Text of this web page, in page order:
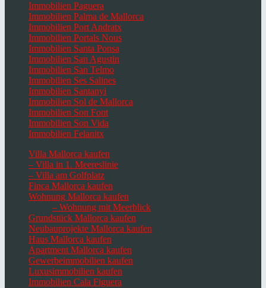
Immobilien Paguera
Immobilien Palma de Mallorca
Immobilien Port Andratx
Immobilien Portals Nous
Immobilien Santa Ponsa
Immobilien San Agustin
Immobilien San Telmo
Immobilien Ses Salines
Immobilien Santanyi
Immobilien Sol de Mallorca
Immobilien Son Font
Immobilien Son Vida
Immobilien Felanitx
Villa Mallorca kaufen
– Villa in 1. Meereslinie
– Villa am Golfplatz
Finca Mallorca kaufen
Wohnung Mallorca kaufen
– Wohnung mit Meerblick
Grundstück Mallorca kaufen
Neubauprojekte Mallorca kaufen
Haus Mallorca kaufen
Apartment Mallorca kaufen
Gewerbeimmobilien kaufen
Luxusimmobilien kaufen
Immobilien Cala Figuera